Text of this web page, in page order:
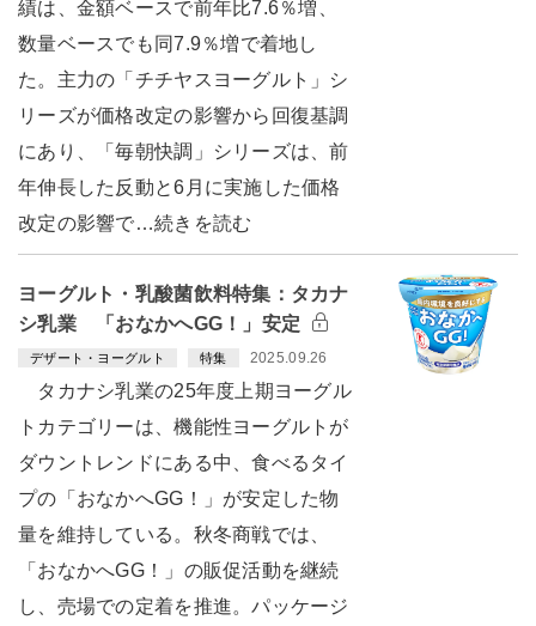
績は、金額ベースで前年比7.6％増、
数量ベースでも同7.9％増で着地し
た。主力の「チチヤスヨーグルト」シ
リーズが価格改定の影響から回復基調
にあり、「毎朝快調」シリーズは、前
年伸長した反動と6月に実施した価格
改定の影響で…続きを読む
ヨーグルト・乳酸菌飲料特集：タカナ
シ乳業 「おなかへGG！」安定
デザート・ヨーグルト 特集 2025.09.26
タカナシ乳業の25年度上期ヨーグル
トカテゴリーは、機能性ヨーグルトが
ダウントレンドにある中、食べるタイ
プの「おなかへGG！」が安定した物
量を維持している。秋冬商戦では、
「おなかへGG！」の販促活動を継続
し、売場での定着を推進。パッケージ